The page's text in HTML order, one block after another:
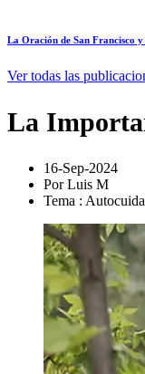
La Oración de San Francisco
Ver todas las
La
16-Sep-2024
Por Luis M
Tema :